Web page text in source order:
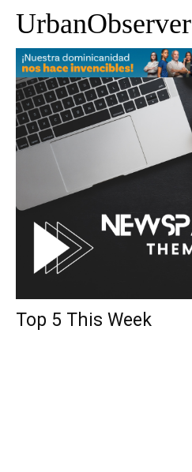
UrbanObserver
Top 5 This Week